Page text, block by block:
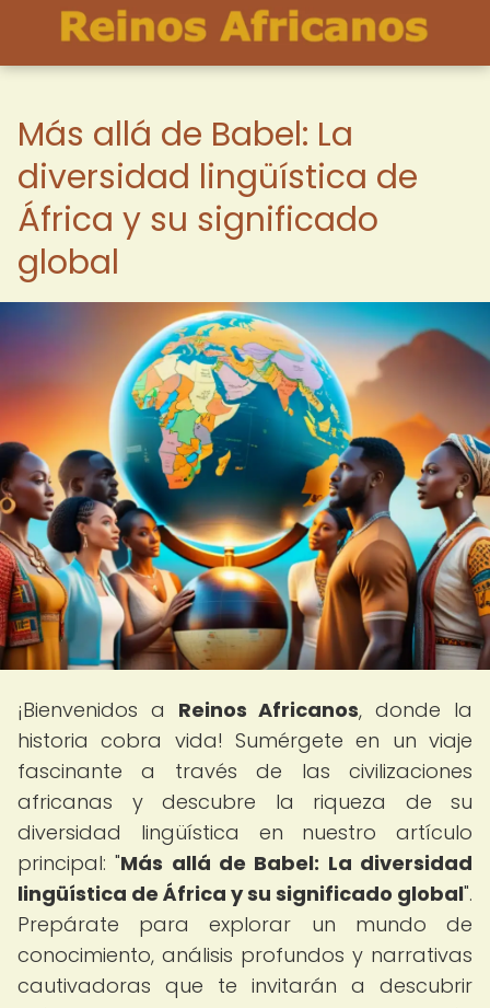
Más allá de Babel: La
diversidad lingüística de
África y su significado
global
¡Bienvenidos a Reinos Africanos, donde la
historia cobra vida! Sumérgete en un viaje
fascinante a través de las civilizaciones
africanas y descubre la riqueza de su
diversidad lingüística en nuestro artículo
principal: "Más allá de Babel: La diversidad
lingüística de África y su significado global".
Prepárate para explorar un mundo de
conocimiento, análisis profundos y narrativas
cautivadoras que te invitarán a descubrir